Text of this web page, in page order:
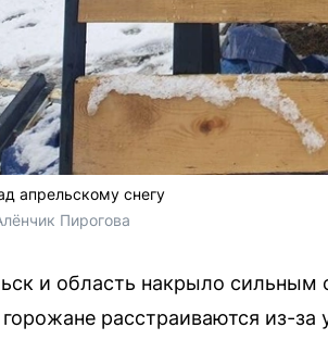
апрельскому снегу
Пирогова
и область накрыло сильным
расстраиваются из-